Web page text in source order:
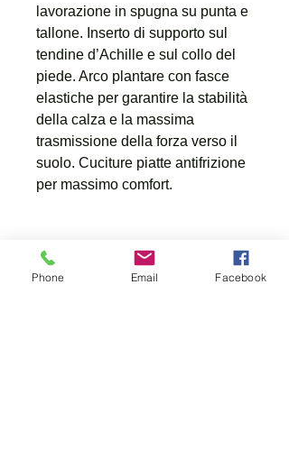
lavorazione in spugna su punta e
tallone. Inserto di supporto sul
tendine d’Achille e sul collo del
piede. Arco plantare con fasce
elastiche per garantire la stabilità
della calza e la massima
trasmissione della forza verso il
suolo. Cuciture piatte antifrizione
per massimo comfort.
Multifield
Phone Email Facebook